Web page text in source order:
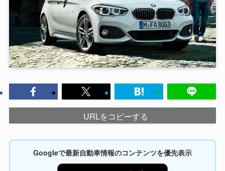
URLをコピーする
Googleで最新自動車情報のコンテンツを優先表示